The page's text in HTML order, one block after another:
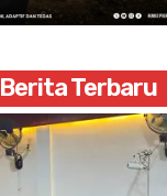
Berita Terbaru